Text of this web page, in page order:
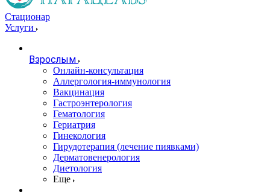
Стационар
Услуги
Взрослым
Онлайн-консультация
Аллергология-иммунология
Вакцинация
Гастроэнтерология
Гематология
Гериатрия
Гинекология
Гирудотерапия (лечение пиявками)
Дерматовенерология
Диетология
Еще